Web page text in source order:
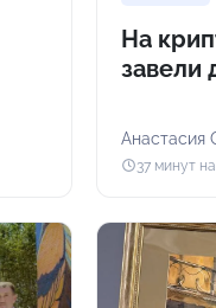
На
завели
Анастасия
37 минут